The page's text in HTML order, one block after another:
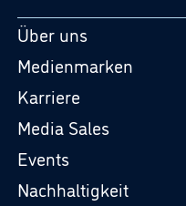
Über uns
Medienmarken
Karriere
Media Sales
Events
Nachhaltigkeit